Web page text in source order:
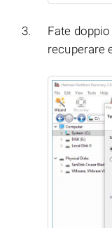
Fate
recuperare